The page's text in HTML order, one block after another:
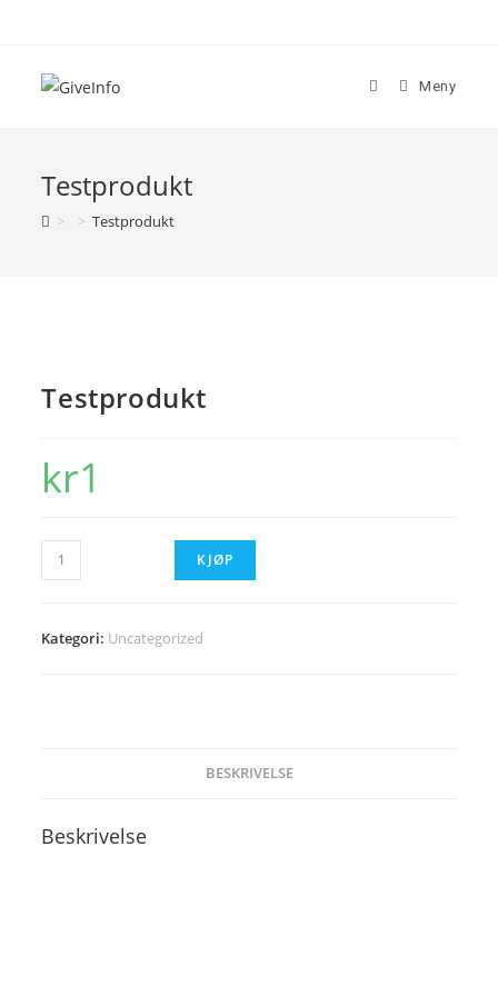
content
Meny
Testprodukt
> > Testprodukt
Testprodukt
kr1
Testprodukt
antall
KJØP
Kategori: Uncategorized
BESKRIVELSE
Beskrivelse